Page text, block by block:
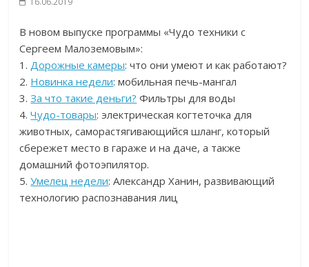
В новом выпуске программы «Чудо техники с
Сергеем Малоземовым»:
1.Дорожные камеры: что они умеют и как работают?
2. Новинка недели: мобильная печь-мангал
3.За что такие деньги? Фильтры для воды
4.Чудо-товары: электрическая когтеточка для
животных, саморастягивающийся шланг, который
сбережет место в гараже и на даче, а также
домашний фотоэпилятор.
5.Умелец недели: Александр Ханин, развивающий
технологию распознавания лиц